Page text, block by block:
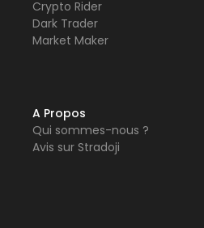
Crypto Rider
Dark Trader
Market Maker
A Propos
Qui sommes-nous ?
Avis sur Stradoji